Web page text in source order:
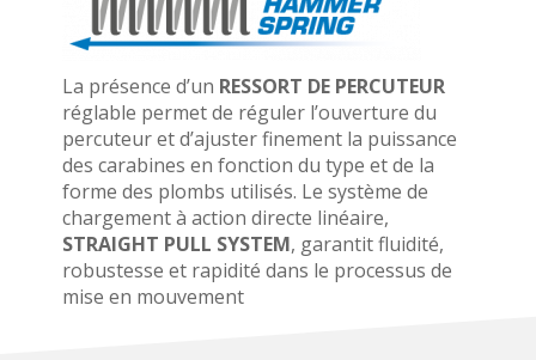
La présence d’un RESSORT DE PERCUTEUR
réglable permet de réguler l’ouverture du
percuteur et d’ajuster finement la puissance
des carabines en fonction du type et de la
forme des plombs utilisés. Le système de
chargement à action directe linéaire,
STRAIGHT PULL SYSTEM, garantit fluidité,
robustesse et rapidité dans le processus de
mise en mouvement